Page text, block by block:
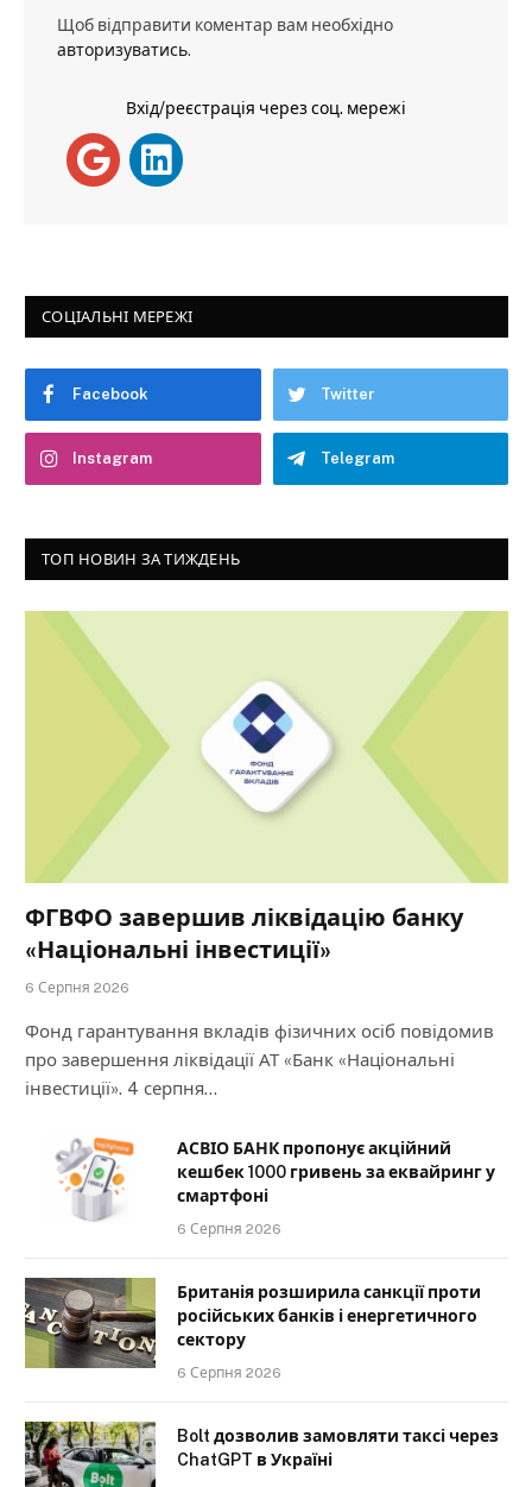
Щоб відправити коментар вам необхідно
авторизуватись.
Вхід/реєстрація через соц. мережі
СОЦІАЛЬНІ МЕРЕЖІ
Facebook Twitter
Instagram Telegram
ТОП НОВИН ЗА ТИЖДЕНЬ
ФГВФО завершив ліквідацію банку
«Національні інвестиції»
6 Серпня 2026
Фонд гарантування вкладів фізичних осіб повідомив
про завершення ліквідації АТ «Банк «Національні
інвестиції». 4 серпня…
АСВІО БАНК пропонує акційний
кешбек 1000 гривень за еквайринг у
смартфоні
6 Серпня 2026
Британія розширила санкції проти
російських банків і енергетичного
сектору
6 Серпня 2026
Bolt дозволив замовляти таксі через
ChatGPT в Україні